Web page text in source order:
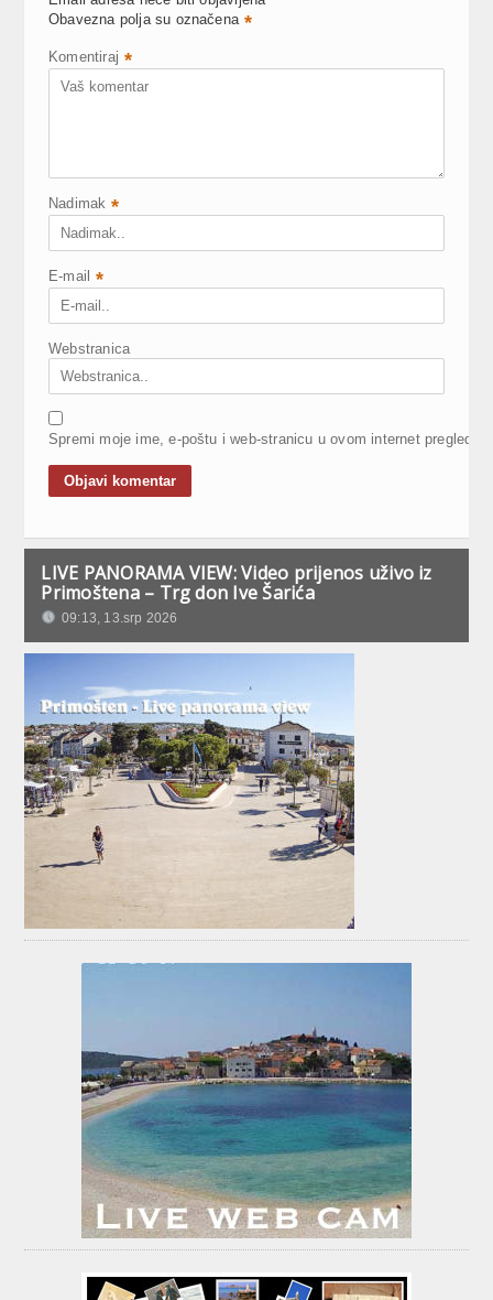
Obavezna polja su označena *
Komentiraj *
Nadimak *
E-mail *
Webstranica
Spremi moje ime, e-poštu i web-stranicu u ovom internet
LIVE PANORAMA VIEW: Video prijenos uživo iz
Primoštena – Trg don Ive Šarića
09:13, 13.srp 2026